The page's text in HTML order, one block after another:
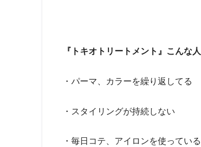
『トキオトリートメント』こんな
・パーマ、カラーを繰り返してる
・スタイリングが持続しない
・毎日コテ、アイロンを使っている